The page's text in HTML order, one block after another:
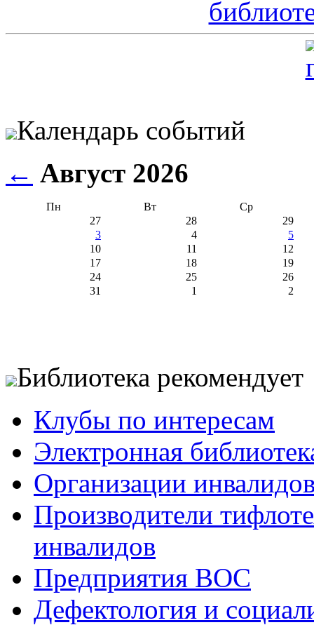
Календарь событий
← Август 2026
Пн Вт
Ср
27
28
29
3
4
5
10
11
12
17
18
19
24
25
26
31
1 2
Библиотека рекомендует
Клубы по интересам
Электронная
Организации
Производители
инвалидов
Предприятия ВОС
Дефектология и